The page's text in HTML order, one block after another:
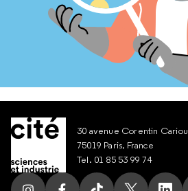
30 avenue Corentin Cariou
75019 Paris, France
Tel. 01 85 53 99 74